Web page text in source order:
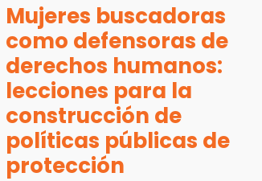
Mujeres buscadoras
como defensoras de
derechos humanos:
lecciones para la
construcción de
políticas públicas de
protección